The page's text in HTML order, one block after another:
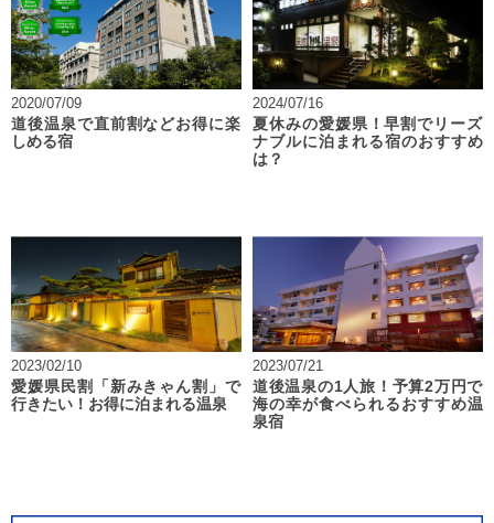
2020/07/09
道後温泉で直前割などお得に楽
しめる宿
2024/07/16
夏休みの愛媛県！早割でリーズ
ナブルに泊まれる宿のおすすめ
は？
2023/02/10
愛媛県民割「新みきゃん割」で
行きたい！お得に泊まれる温泉
2023/07/21
道後温泉の1人旅！予算2万円で
海の幸が食べられるおすすめ温
泉宿